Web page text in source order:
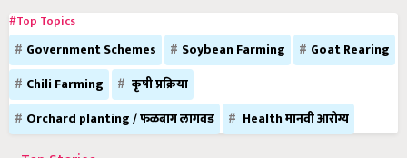
#Top Topics
Government Schemes Soybean Farming
Goat Rearing
Chili Farming
कृषी प्रक्रिया
Orchard planting / फळबाग लागवड
Health मानवी आरोग्य